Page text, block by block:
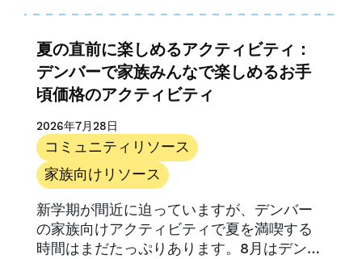
プロバイダーのストーリー
UPKコロラド
されます。.
夏の直前に楽しめるアクティビティ：
デンバーで家族みんなで楽しめるお手
頃価格のアクティビティ
2026年7月28日
コミュニティリソース
家族向けリソース
新学期が間近に迫っていますが、デンバー
の家族向けアクティビティで夏を満喫する
時間はまだたっぷりあります。8月はデンバ